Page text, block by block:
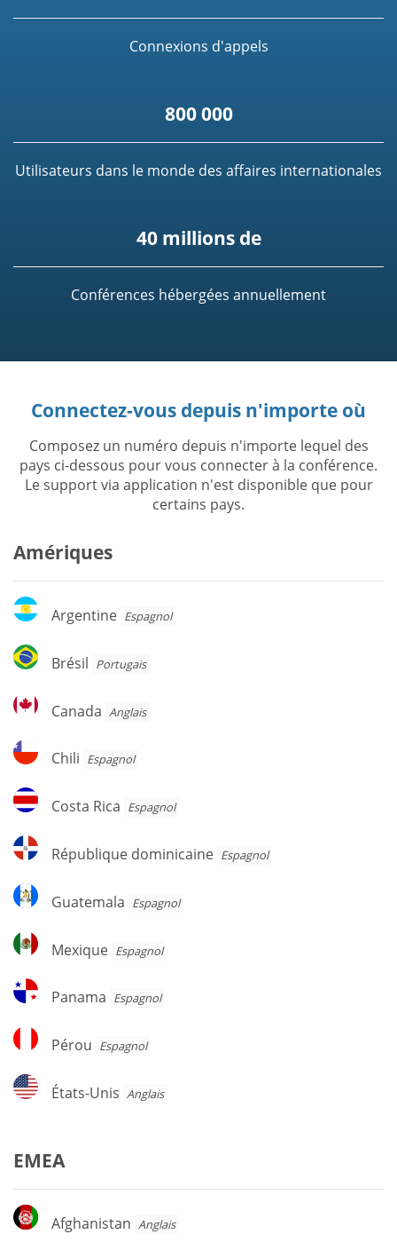
Connexions d'appels
800 000
Utilisateurs dans le monde des affaires internationales
40 millions de
Conférences hébergées annuellement
Connectez-vous depuis n'importe où
Composez un numéro depuis n'importe lequel des
pays ci-dessous pour vous connecter à la conférence.
Le support via application n'est disponible que pour
certains pays.
Amériques
Argentine
Argentine Espagnol
Brésil
Brésil Portugais
Canada
Canada Anglais
Chili
Chili Espagnol
Costa
Rica
Costa Rica Espagnol
République
dominicaine
République dominicaine Espagnol
Guatemala
Guatemala Espagnol
Mexique
Mexique Espagnol
Panama
Panama Espagnol
Pérou
Pérou Espagnol
États-
Unis
États-Unis Anglais
EMEA
Afghanistan
Afghanistan Anglais